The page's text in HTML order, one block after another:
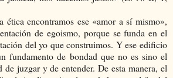
encontramos ese «amor a sí mismo»,
de egoismo, porque se funda en el
del yo que construimos. Y ese edificio
fundamento de bondad que no es sino el
juzgar y de entender. De esta manera, el